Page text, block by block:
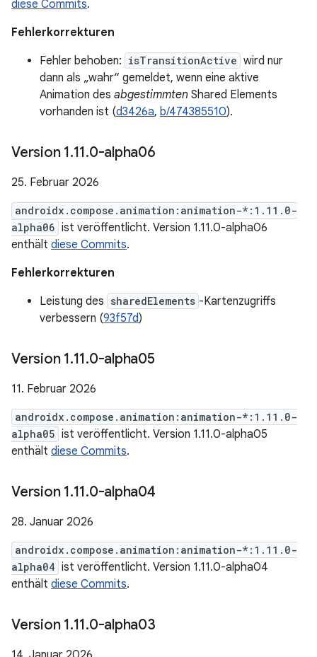
diese Commits.
Fehlerkorrekturen
Fehler behoben: isTransitionActive wird nur
dann als „wahr“ gemeldet, wenn eine aktive
Animation des abgestimmten Shared Elements
vorhanden ist (d3426a, b/474385510).
Version 1.11.0-alpha06
25. Februar 2026
androidx.compose.animation:animation-*:1.11.0-
alpha06 ist veröffentlicht. Version 1.11.0-alpha06
enthält diese Commits.
Fehlerkorrekturen
Leistung des sharedElements -Kartenzugriffs
verbessern (93f57d)
Version 1.11.0-alpha05
11. Februar 2026
androidx.compose.animation:animation-*:1.11.0-
alpha05 ist veröffentlicht. Version 1.11.0-alpha05
enthält diese Commits.
Version 1.11.0-alpha04
28. Januar 2026
androidx.compose.animation:animation-*:1.11.0-
alpha04 ist veröffentlicht. Version 1.11.0-alpha04
enthält diese Commits.
Version 1.11.0-alpha03